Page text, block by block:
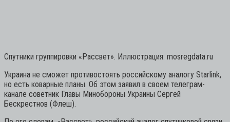
Спутники группировки «Рассвет». Иллюстрация: mosregdata.ru
Украина не сможет противостоять российскому аналогу Starlink,
но есть коварные планы. Об этом заявил в своем телеграм-
канале советник Главы Минобороны Украины Сергей
Бескрестнов (Флеш).